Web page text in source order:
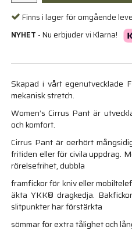
Finns i lager för omgående
NYHET - Nu erbjuder vi Klarna!
Skapad i vårt egenutvecklade
mekanisk stretch.
Women’s Cirrus Pant är
och komfort.
Cirrus Pant är oerhört
fritiden eller för civila uppdrag.
rörelsefrihet, dubbla
framfickor för kniv eller
äkta YKK® dragkedja.
slitpunkter har förstärkta
sömmar för extra tålighet och